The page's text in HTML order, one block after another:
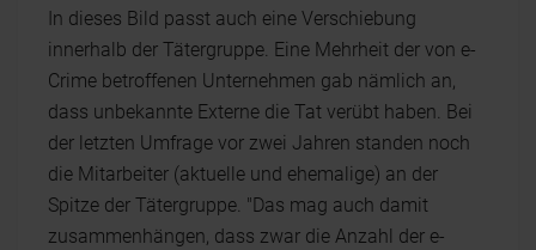
In dieses Bild passt auch eine Verschiebung
innerhalb der Tätergruppe. Eine Mehrheit der von e-
Crime betroffenen Unternehmen gab nämlich an,
dass unbekannte Externe die Tat verübt haben. Bei
der letzten Umfrage vor zwei Jahren standen noch
die Mitarbeiter (aktuelle und ehemalige) an der
Spitze der Tätergruppe. "Das mag auch damit
zusammenhängen, dass zwar die Anzahl der e-